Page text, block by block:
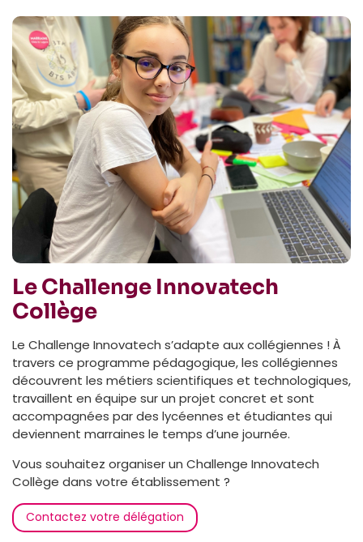
Le Challenge Innovatech
Collège
Le Challenge Innovatech s’adapte aux collégiennes ! À
travers ce programme pédagogique, les collégiennes
découvrent les métiers scientifiques et technologiques,
travaillent en équipe sur un projet concret et sont
accompagnées par des lycéennes et étudiantes qui
deviennent marraines le temps d’une journée.
Vous souhaitez organiser un Challenge Innovatech
Collège dans votre établissement ?
Contactez votre délégation